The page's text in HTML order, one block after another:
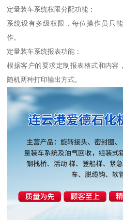
定量装车系统权限分配功能：
系统设有多级权限，每位操作员只
作。
定量装车系统报表功能：
根据客户的要求定制报表格式和内容
随机两种打印输出方式。